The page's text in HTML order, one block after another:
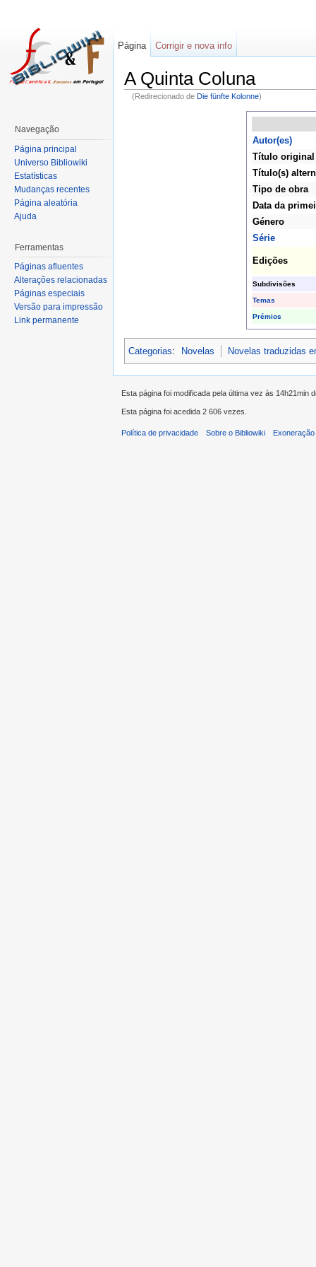
A Quinta Coluna
(Redirecionado de Die fünfte Kolonne)
Autor(es)
Título original
Título(s)
Tipo de obra
Data da
Género
Série
Edições
Subdivisões
Temas
Prémios
Categorias: Novelas Novelas traduzidas
Página Corrigir e nova info
Navegação
Página principal
Universo Bibliowiki
Estatísticas
Mudanças recentes
Página aleatória
Ajuda
Ferramentas
Páginas afluentes
Alterações relacionadas
Páginas especiais
Versão para impressão
Link permanente
Esta página foi modificada pela última vez às 14h21min
Esta página foi acedida 2 606 vezes.
Política de privacidade Sobre o Bibliowiki